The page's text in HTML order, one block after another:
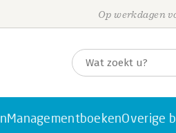
Op werkdagen
ManagementboekenOverige